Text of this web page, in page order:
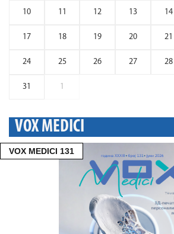
10 11 12 13 14
17 18 19 20 21
24 25 26 27 28
31 1
VOX MEDICI
VOX MEDICI 131